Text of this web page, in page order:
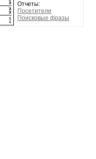
Отчеты:
Посетители
Поисковые фразы